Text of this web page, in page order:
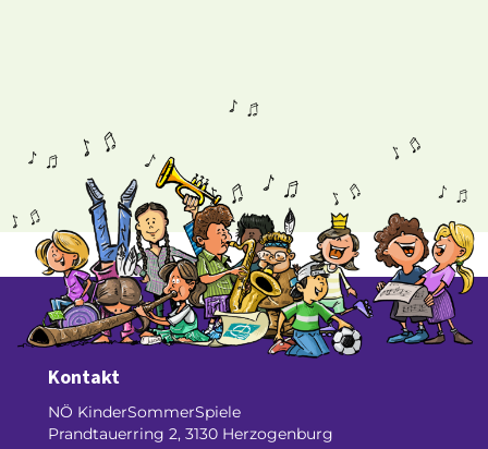
Kontakt
NÖ KinderSommerSpiele
Prandtauerring 2, 3130 Herzogenburg